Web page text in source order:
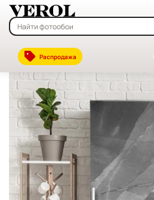
Распродажа
Главная—Каталог